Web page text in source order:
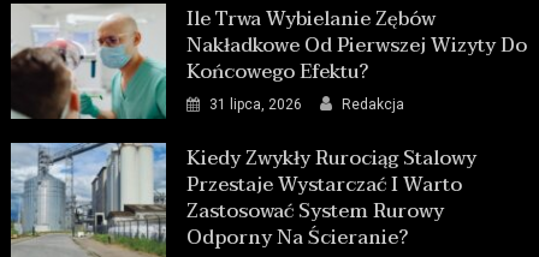
Ile Trwa Wybielanie Zębów
Nakładkowe Od Pierwszej Wizyty Do
Końcowego Efektu?
31 lipca, 2026 Redakcja
Kiedy Zwykły Rurociąg Stalowy
Przestaje Wystarczać I Warto
Zastosować System Rurowy
Odporny Na Ścieranie?